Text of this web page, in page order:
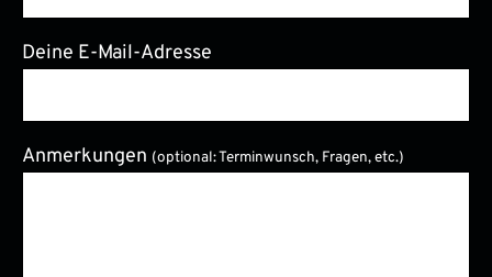
Deine E-Mail-Adresse
Bitte lasse dieses Feld leer.
Anmerkungen (optional: Terminwunsch, Fragen, etc.)